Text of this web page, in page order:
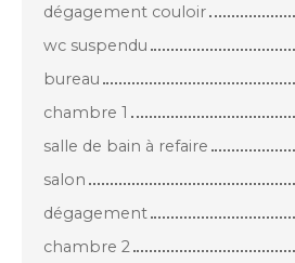
dégagement couloir
wc suspendu
bureau
chambre 1
salle de bain à refaire
salon
dégagement
chambre 2